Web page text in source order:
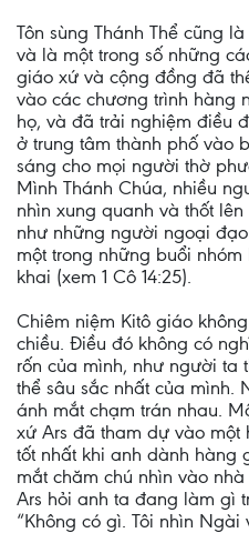
Tôn sùng Thánh Thể cũng
và là một trong số những
giáo xứ và cộng đồng đã
vào các chương trình hàng
họ, và đã trải nghiệm điều
ở trung tâm thành phố vào
sáng cho mọi người thờ
Mình Thánh Chúa, nhiều
nhìn xung quanh và thốt
như những người ngoại
một trong những buổi
khai (xem 1 Cô 14:25).
Chiêm niệm Kitô giáo
chiều. Điều đó không có
rốn của mình, như người ta
thể sâu sắc nhất của mình.
ánh mắt chạm trán nhau.
xứ Ars đã tham dự vào một
tốt nhất khi anh dành hàng
mắt chăm chú nhìn vào
Ars hỏi anh ta đang làm gì
“Không có gì. Tôi nhìn